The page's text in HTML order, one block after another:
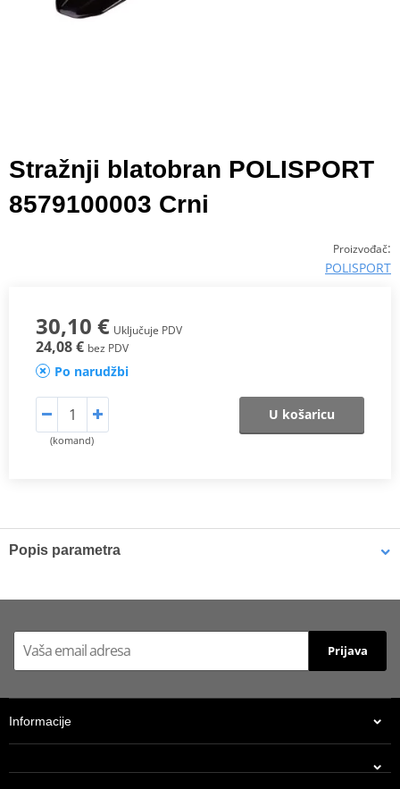
Stražnji blatobran POLISPORT
8579100003 Crni
Proizvođač:
POLISPORT
30,10 € Uključuje PDV
24,08 € bez PDV
Po narudžbi
(komand)
U košaricu
Popis parametra
Prijava
Informacije